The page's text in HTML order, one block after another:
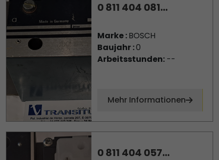
0 811 404 081...
Marke :BOSCH
Baujahr :0
Arbeitsstunden:--
Mehr Informationen
0 811 404 057...